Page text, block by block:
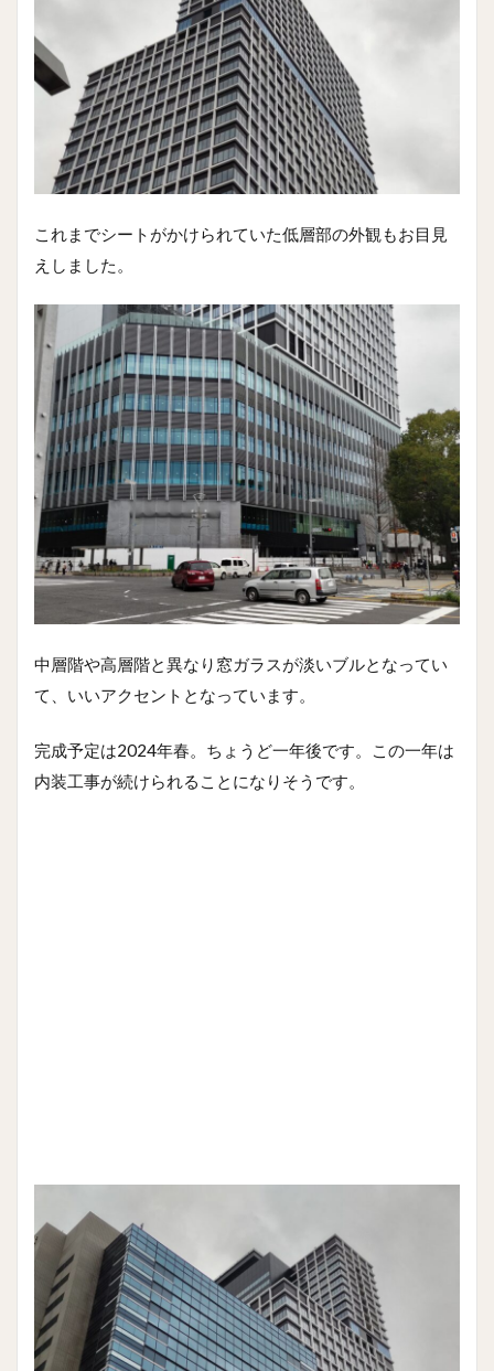
これまでシートがかけられていた低層部の外観もお目見
えしました。
中層階や高層階と異なり窓ガラスが淡いブルとなってい
て、いいアクセントとなっています。
完成予定は2024年春。ちょうど一年後です。この一年は
内装工事が続けられることになりそうです。